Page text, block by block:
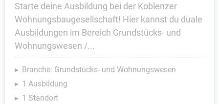
Starte deine Ausbildung bei der Koblenzer
Wohnungsbaugesellschaft! Hier kannst du duale
Ausbildungen im Bereich Grundstücks- und
Wohnungswesen /...
Branche: Grundstücks- und Wohnungswesen
1 Ausbildung
1 Standort